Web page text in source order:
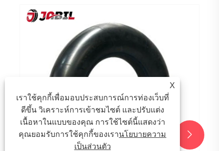
 
X
เราใช้คุกกี้เพื่อมอบประสบการณ์การท่องเว็บที่
ดีขึ้น วิเคราะห์การเข้าชมไซต์ และปรับแต่ง
เนื้อหาในแบบของคุณ การใช้ไซต์นี้แสดงว่า
คุณยอมรับการใช้คุกกี้ของเรานโยบายความ
เป็นส่วนตัว